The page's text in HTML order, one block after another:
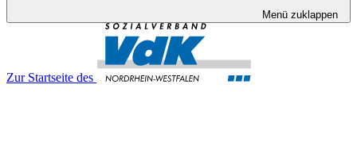
Menü zuklappen
Zur Startseite des